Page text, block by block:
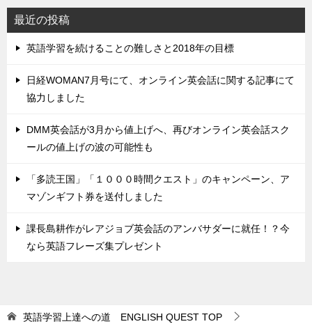
最近の投稿
英語学習を続けることの難しさと2018年の目標
日経WOMAN7月号にて、オンライン英会話に関する記事にて
協力しました
DMM英会話が3月から値上げへ、再びオンライン英会話スク
ールの値上げの波の可能性も
「多読王国」「１０００時間クエスト」のキャンペーン、ア
マゾンギフト券を送付しました
課長島耕作がレアジョブ英会話のアンバサダーに就任！？今
なら英語フレーズ集プレゼント
英語学習上達への道 ENGLISH QUEST TOP